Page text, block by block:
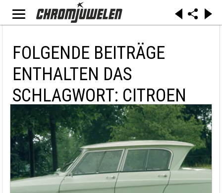
FOLGENDE BEITRÄGE
ENTHALTEN DAS
SCHLAGWORT: CITROEN